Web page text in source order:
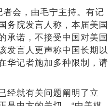
会，由毛宁主持。有记
务院发言人称，本届美国
承诺，不接受中国对美国
发言人更声称中国长期以
华记者施加多种限制，请
经就有关问题阐明了立